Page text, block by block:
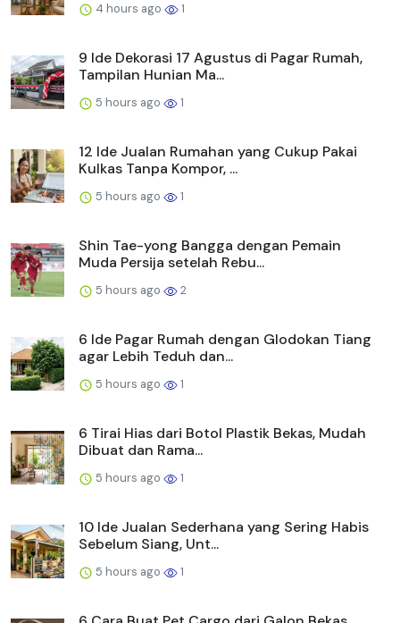
4 hours ago 1
9 Ide Dekorasi 17 Agustus di Pagar Rumah,
Tampilan Hunian Ma...
5 hours ago 1
12 Ide Jualan Rumahan yang Cukup Pakai
Kulkas Tanpa Kompor, ...
5 hours ago 1
Shin Tae-yong Bangga dengan Pemain
Muda Persija setelah Rebu...
5 hours ago 2
6 Ide Pagar Rumah dengan Glodokan Tiang
agar Lebih Teduh dan...
5 hours ago 1
6 Tirai Hias dari Botol Plastik Bekas, Mudah
Dibuat dan Rama...
5 hours ago 1
10 Ide Jualan Sederhana yang Sering Habis
Sebelum Siang, Unt...
5 hours ago 1